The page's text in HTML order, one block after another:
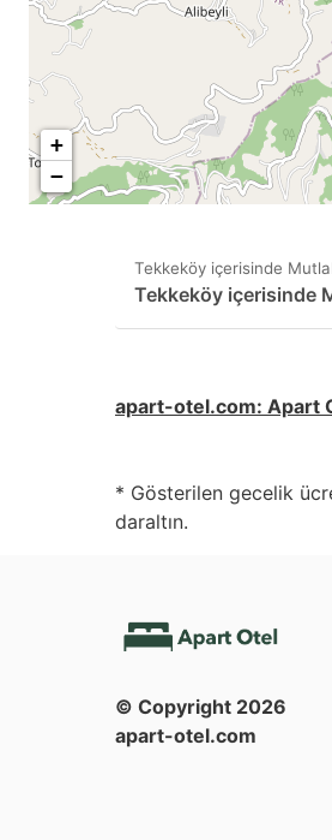
+
−
Tekkeköy içerisinde
Tekkeköy içerisinde
apart-otel.com: Apart
* Gösterilen gecelik
daraltın.
© Copyright 2026
apart-otel.com